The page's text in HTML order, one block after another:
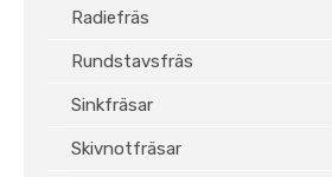
Radiefräs
Rundstavsfräs
Sinkfräsar
Skivnotfräsar